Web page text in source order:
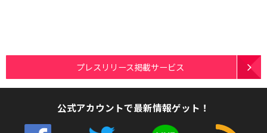
プレスリリース掲載サービス
公式アカウントで最新情報ゲット！